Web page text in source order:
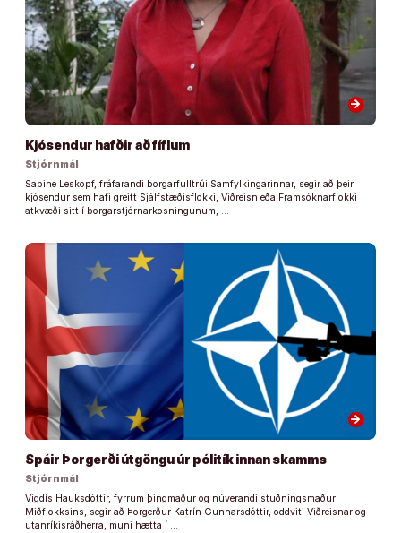
arrow_forward
Kjósendur hafðir að fíflum
Stjórnmál
Sabine Leskopf, fráfarandi borgarfulltrúi Samfylkingarinnar, segir að þeir
kjósendur sem hafi greitt Sjálfstæðisflokki, Viðreisn eða Framsóknarflokki
atkvæði sitt í borgarstjórnarkosningunum, …
arrow_forward
Spáir Þorgerði útgöngu úr pólitík innan skamms
Stjórnmál
Vigdís Hauksdóttir, fyrrum þingmaður og núverandi stuðningsmaður
Miðflokksins, segir að Þorgerður Katrín Gunnarsdóttir, oddviti Viðreisnar og
utanríkisráðherra, muni hætta í …